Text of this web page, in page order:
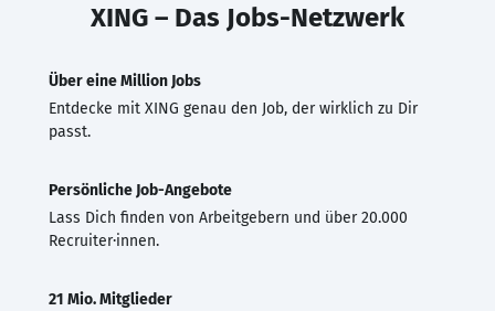
XING – Das Jobs-Netzwerk
Über eine Million Jobs
Entdecke mit XING genau den Job, der wirklich zu Dir
passt.
Persönliche Job-Angebote
Lass Dich finden von Arbeitgebern und über 20.000
Recruiter·innen.
21 Mio. Mitglieder